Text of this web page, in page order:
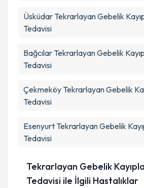
Üsküdar Tekrarlayan Gebelik
Tedavisi
Bağcılar Tekrarlayan Gebelik
Tedavisi
Çekmeköy Tekrarlayan Gebelik
Tedavisi
Esenyurt Tekrarlayan Gebelik
Tedavisi
Tekrarlayan Gebelik
Tedavisi ile İlgili Hastalıklar